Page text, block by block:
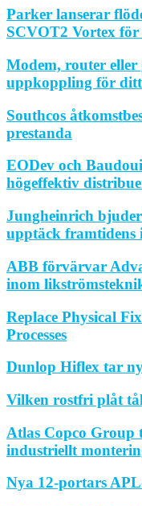
Parker lanserar
SCVOT2 Vortex
Modem, router
uppkoppling för
Southcos
prestanda
EODev och
högeffektiv
Jungheinrich
upptäck framtidens
ABB förvärvar
inom
Replace Physical
Processes
Dunlop Hiflex tar
Vilken rostfri plåt
Atlas Copco Group
industriellt
Nya 12-portars